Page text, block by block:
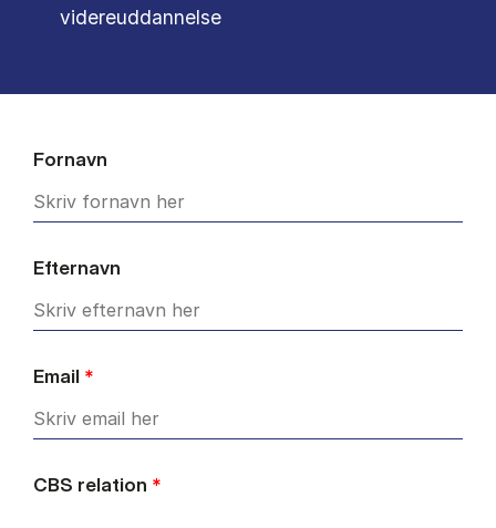
videreuddannelse
Fornavn
Efternavn
Email *
CBS relation *